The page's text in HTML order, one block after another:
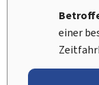
einer